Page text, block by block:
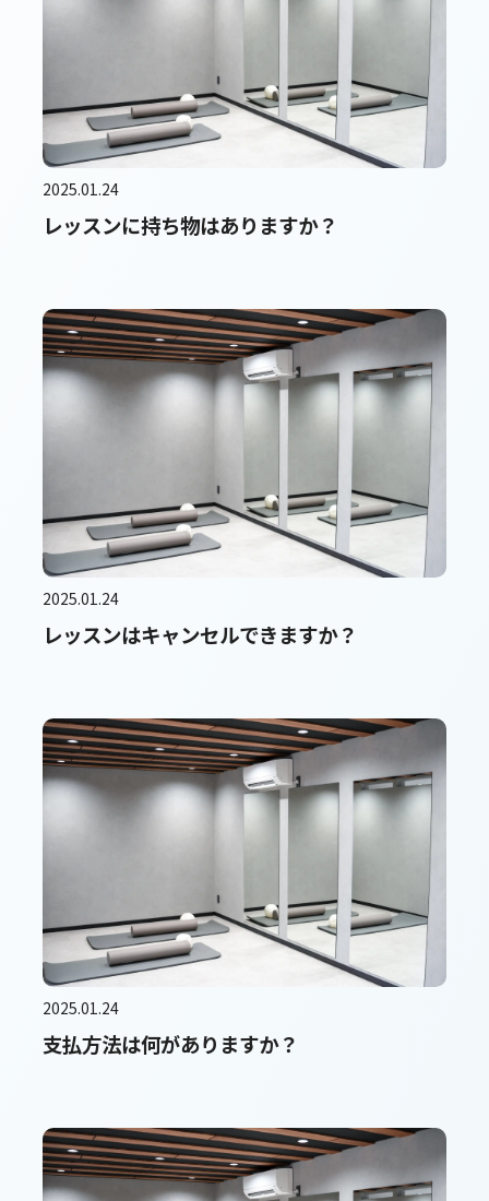
2025.01.24
レッスンに持ち物はありますか？
2025.01.24
レッスンはキャンセルできますか？
2025.01.24
支払方法は何がありますか？